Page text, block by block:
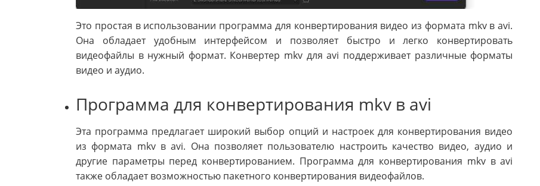
Это простая в использовании программа для конвертирования видео из формата mkv в avi.
Она обладает удобным интерфейсом и позволяет быстро и легко конвертировать
видеофайлы в нужный формат. Конвертер mkv для avi поддерживает различные форматы
видео и аудио.
Программа для конвертирования mkv в avi
Эта программа предлагает широкий выбор опций и настроек для конвертирования видео
из формата mkv в avi. Она позволяет пользователю настроить качество видео, аудио и
другие параметры перед конвертированием. Программа для конвертирования mkv в avi
также обладает возможностью пакетного конвертирования видеофайлов.